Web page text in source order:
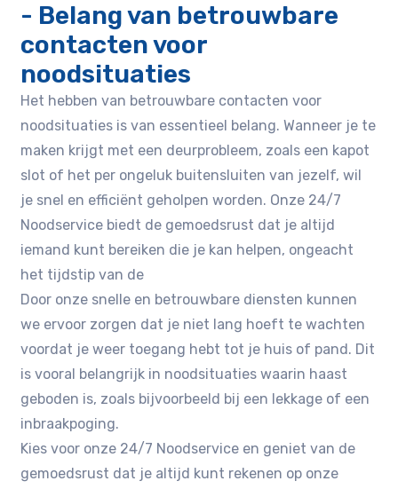
- Belang van betrouwbare
contacten voor
noodsituaties
Het hebben van betrouwbare contacten voor
noodsituaties is van essentieel belang. Wanneer je te
maken krijgt met een deurprobleem, zoals een kapot
slot of het per ongeluk buitensluiten van jezelf, wil
je snel en efficiënt geholpen worden. Onze 24/7
Noodservice biedt de gemoedsrust dat je altijd
iemand kunt bereiken die je kan helpen, ongeacht
het tijdstip van de
Door onze snelle en betrouwbare diensten kunnen
we ervoor zorgen dat je niet lang hoeft te wachten
voordat je weer toegang hebt tot je huis of pand. Dit
is vooral belangrijk in noodsituaties waarin haast
geboden is, zoals bijvoorbeeld bij een lekkage of een
inbraakpoging.
Kies voor onze 24/7 Noodservice en geniet van de
gemoedsrust dat je altijd kunt rekenen op onze